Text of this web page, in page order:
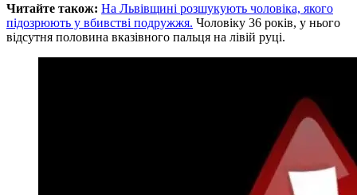
Читайте також: На Львівщині розшукують чоловіка, якого
підозрюють у вбивстві подружжя. Чоловіку 36 років, у нього
відсутня половина вказівного пальця на лівій руці.